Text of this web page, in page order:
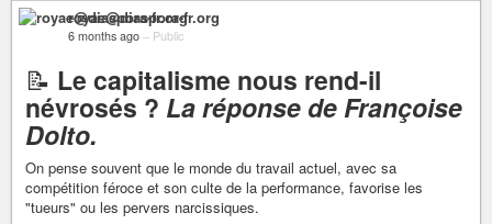
royae@diaspora-fr.org
6 months ago – Public
📝 Le capitalisme nous rend-il
névrosés ? La réponse de Françoise
Dolto.
On pense souvent que le monde du travail actuel, avec sa
compétition féroce et son culte de la performance, favorise les
"tueurs" ou les pervers narcissiques.